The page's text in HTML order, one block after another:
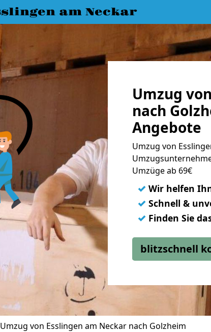
am Neckar
Umzug
nach
Angebote
Umzug von
Umzüge ab 69€
✓ Wir helfen
✓ Schnell &
✓ Finden Sie
blitzschnell
Umzug von Esslingen am Neckar nach Golzheim